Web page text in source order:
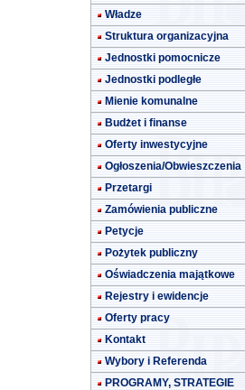
Władze
Struktura organizacyjna
Jednostki pomocnicze
Jednostki podległe
Mienie komunalne
Budżet i finanse
Oferty inwestycyjne
Ogłoszenia/Obwieszczenia
Przetargi
Zamówienia publiczne
Petycje
Pożytek publiczny
Oświadczenia majątkowe
Rejestry i ewidencje
Oferty pracy
Kontakt
Wybory i Referenda
PROGRAMY, STRATEGIE